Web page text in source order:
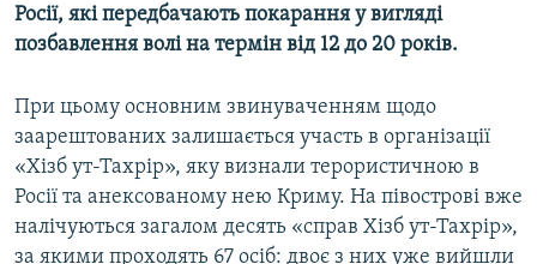
Росії, які передбачають покарання у вигляді
позбавлення волі на термін від 12 до 20 років.
При цьому основним звинуваченням щодо
заарештованих залишається участь в організації
«Хізб ут-Тахрір», яку визнали терористичною в
Росії та анексованому нею Криму. На півострові вже
налічуються загалом десять «справ Хізб ут-Тахрір»,
за якими проходять 67 осіб: двоє з них уже вийшли